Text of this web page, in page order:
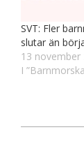
SVT: Fler
slutar än
13 november
I